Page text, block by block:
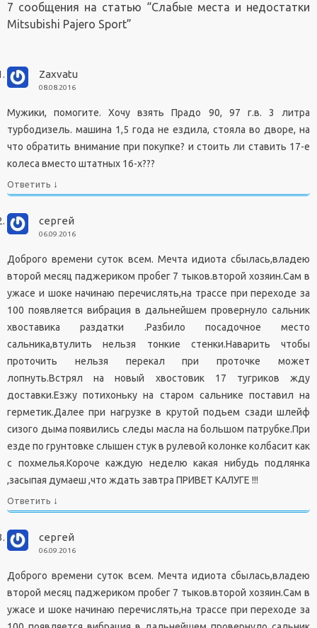
7 сообщения на статью “Слабые места и недостатки
Mitsubishi Pajero Sport”
Zaxvatu
08.08.2016
Мужики, помогите. Хочу взять Прадо 90, 97 г.в. 3 литра
турбодизель. машина 1,5 года не ездила, стояла во дворе, на
что обратить внимание при покупке? и стоить ли ставить 17-е
колеса вместо штатных 16-х???
Ответить ↓
сергей
06.09.2016
Доброго времени суток всем. Мечта идиота сбылась,владею
второй месяц паджериком пробег 7 тыков.второй хозяин.Сам в
ужасе и шоке начинаю перечислять,на трассе при переходе за
100 появляется вибрация в дальнейшем провернуло сальник
хвоставика раздатки .Разбило посадочное место
сальника,втулить нельзя тонкие стенки.Наварить чтобы
проточить нельзя перекал при проточке может
лопнуть.Встрял на новый хвостовик 17 тугриков жду
доставки.Езжу потихоньку на старом сальнике поставил на
герметик.Далее при нагрузке в крутой подьем сзади шлейф
сизого дыма появились следы масла на большом патрубке.При
езде по грунтовке слышен стук в рулевой колонке колбасит как
с похмелья.Короче каждую неделю какая нибудь подлянка
,засыпая думаеш ,что ждать завтра ПРИВЕТ КАЛУГЕ !!!
Ответить ↓
сергей
06.09.2016
Доброго времени суток всем. Мечта идиота сбылась,владею
второй месяц паджериком пробег 7 тыков.второй хозяин.Сам в
ужасе и шоке начинаю перечислять,на трассе при переходе за